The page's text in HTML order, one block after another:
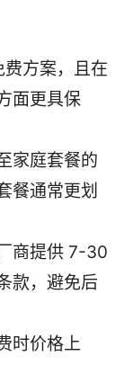
方案，且在
面更具保
家庭套餐的
餐通常更划
商提供 7-30
款，避免后
时价格上